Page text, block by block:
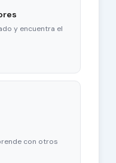
y encuentra el
con otros